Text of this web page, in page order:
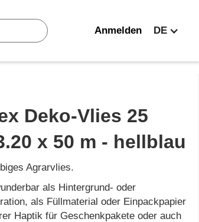
Anmelden DE
Deko-Vlies 25
x 50 m - hellblau
Agrarvlies.
als Hintergrund- oder
als Füllmaterial oder Einpackpapier
Haptik für Geschenkpakete oder auch